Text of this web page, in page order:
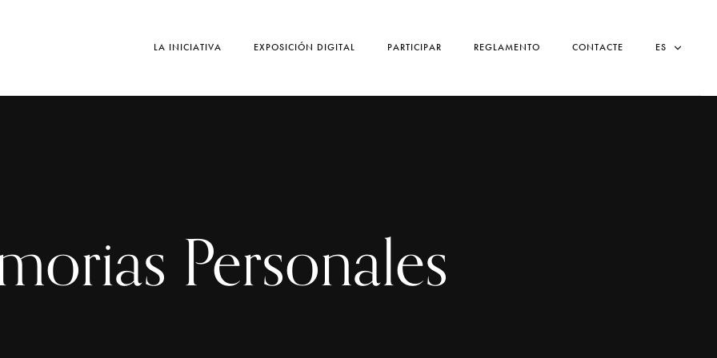
LA INICIATIVA EXPOSICIÓN DIGITAL PARTICIPAR REGLAMENTO CONTACTE ES
Personales